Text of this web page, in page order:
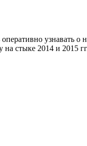
узнавать
стыке 2014 и 2015